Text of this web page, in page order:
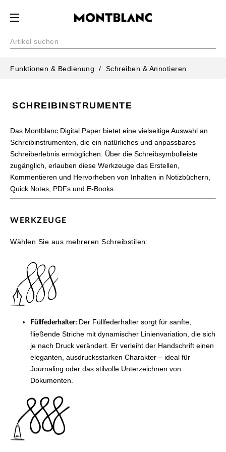
Funktionen & Bedienung Schreiben & Annotieren
SCHREIBINSTRUMENTE
Das Montblanc Digital Paper bietet eine vielseitige Auswahl an
Schreibinstrumenten, die ein natürliches und anpassbares
Schreiberlebnis ermöglichen. Über die Schreibsymbolleiste
zugänglich, erlauben diese Werkzeuge das Erstellen,
Kommentieren und Hervorheben von Inhalten in Notizbüchern,
Quick Notes, PDFs und E-Books.
WERKZEUGE
Wählen Sie aus mehreren Schreibstilen:
Füllfederhalter: Der Füllfederhalter sorgt für sanfte,
fließende Striche mit dynamischer Linienvariation, die sich
je nach Druck verändert. Er verleiht der Handschrift einen
eleganten, ausdrucksstarken Charakter – ideal für
Journaling oder das stilvolle Unterzeichnen von
Dokumenten.